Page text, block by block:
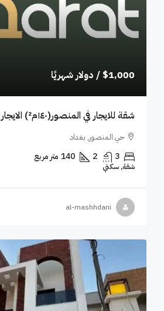
$1,000 / دولار شهريًا
شقة للايجار في المنصور(١٤٠م²) الايجار الشهري ١٠٠٠دولار
حي المنصور, بغداد
3
2
140 متر مربع
شقة, سكني
al-mashhdani